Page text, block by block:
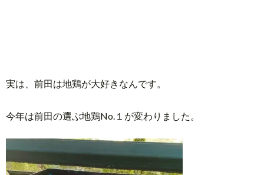
実は、前田は地鶏が大好きなんです。
今年は前田の選ぶ地鶏No.１が変わりました。